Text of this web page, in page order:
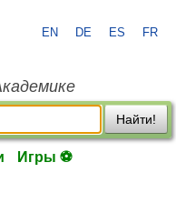
EN DE ES FR
Найти!
Игры ⚽